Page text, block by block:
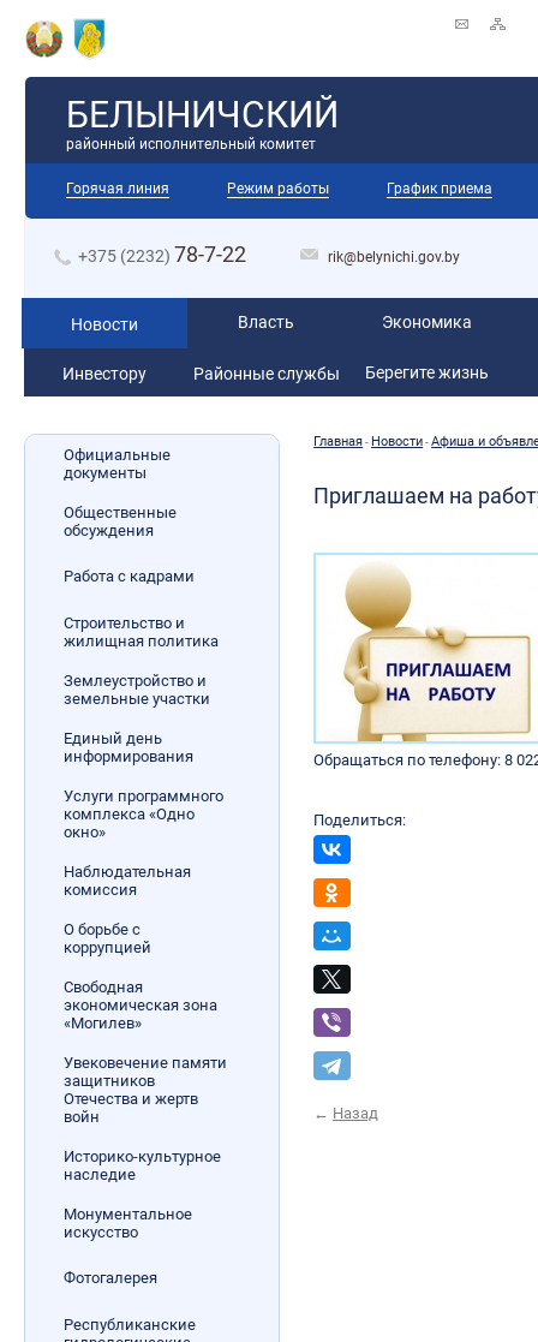
БЕЛЫНИЧСКИЙ
районный исполнительный комитет
Горячая линия Режим работы График приема
+375 (2232) 78-7-22 rik@belynichi.gov.by
Новости Власть Экономика
Инвестору Районные службы Берегите жизнь
Официальные
документы
Общественные
обсуждения
Работа с кадрами
Строительство и
жилищная политика
Землеустройство и
земельные участки
Единый день
информирования
Услуги программного
комплекса «Одно
окно»
Наблюдательная
комиссия
О борьбе с
коррупцией
Свободная
экономическая зона
«Могилев»
Увековечение памяти
защитников
Отечества и жертв
войн
Историко-культурное
наследие
Монументальное
искусство
Фотогалерея
Республиканские
Главная- Новости-Афиша и
Приглашаем на
Обращаться по телефону: 8
Поделиться:
← Назад